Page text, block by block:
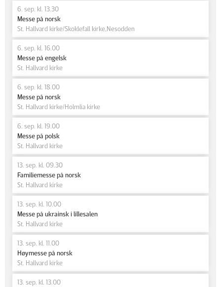
6. sep. kl. 13.30
Messe på norsk
St. Hallvard kirke/Skoklefall kirke,Nesodden
6. sep. kl. 16.00
Messe på engelsk
St. Hallvard kirke
6. sep. kl. 18.00
Messe på norsk
St. Hallvard kirke/Holmlia kirke
6. sep. kl. 19.00
Messe på polsk
St. Hallvard kirke
13. sep. kl. 09.30
Familiemesse på norsk
St. Hallvard kirke
13. sep. kl. 10.00
Messe på ukrainsk i lillesalen
St. Hallvard kirke
13. sep. kl. 11.00
Høymesse på norsk
St. Hallvard kirke
13. sep. kl. 13.00